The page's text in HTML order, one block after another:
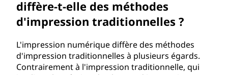
diffère-t-elle des méthodes
d'impression traditionnelles ?
L'impression numérique diffère des méthodes
d'impression traditionnelles à plusieurs égards.
Contrairement à l'impression traditionnelle, qui